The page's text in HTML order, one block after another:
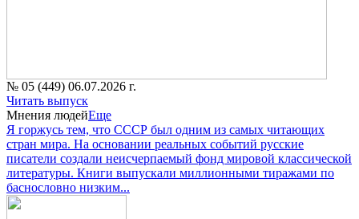
№ 05 (449) 06.07.2026 г.
Читать выпуск
Мнения людейЕще
Я горжусь тем, что СССР был одним из самых читающих
стран мира. На основании реальных событий русские
писатели создали неисчерпаемый фонд мировой классической
литературы. Книги выпускали миллионными тиражами по
баснословно низким...